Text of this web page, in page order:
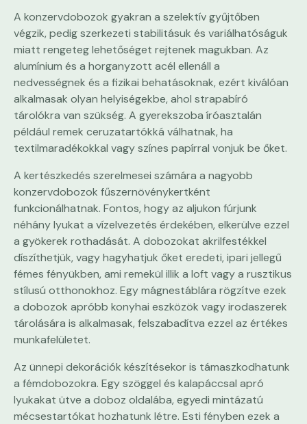
A konzervdobozok gyakran a szelektív gyűjtőben
végzik, pedig szerkezeti stabilitásuk és variálhatóságuk
miatt rengeteg lehetőséget rejtenek magukban. Az
alumínium és a horganyzott acél ellenáll a
nedvességnek és a fizikai behatásoknak, ezért kiválóan
alkalmasak olyan helyiségekbe, ahol strapabíró
tárolókra van szükség. A gyerekszoba íróasztalán
például remek ceruzatartókká válhatnak, ha
textilmaradékokkal vagy színes papírral vonjuk be őket.
A kertészkedés szerelmesei számára a nagyobb
konzervdobozok fűszernövénykertként
funkcionálhatnak. Fontos, hogy az aljukon fúrjunk
néhány lyukat a vízelvezetés érdekében, elkerülve ezzel
a gyökerek rothadását. A dobozokat akrilfestékkel
díszíthetjük, vagy hagyhatjuk őket eredeti, ipari jellegű
fémes fényükben, ami remekül illik a loft vagy a rusztikus
stílusú otthonokhoz. Egy mágnestáblára rögzítve ezek
a dobozok apróbb konyhai eszközök vagy irodaszerek
tárolására is alkalmasak, felszabadítva ezzel az értékes
munkafelületet.
Az ünnepi dekorációk készítésekor is támaszkodhatunk
a fémdobozokra. Egy szöggel és kalapáccsal apró
lyukakat ütve a doboz oldalába, egyedi mintázatú
mécsestartókat hozhatunk létre. Esti fényben ezek a